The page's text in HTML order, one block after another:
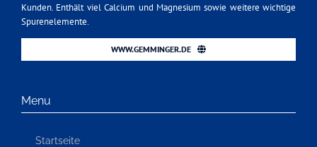
Kunden. Enthält viel Calcium und Magnesium sowie weitere wichtige
Spurenelemente.
WWW.GEMMINGER.DE
Menu
Startseite